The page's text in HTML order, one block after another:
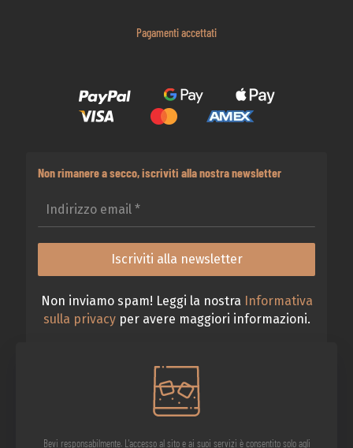
Pagamenti accettati
Non rimanere a secco, iscriviti alla nostra newsletter
Non inviamo spam! Leggi la nostra Informativa
sulla privacyper avere maggiori informazioni.
Bevi responsabilmente. L'accesso al sito e ai suoi servizi è consentito solo agli